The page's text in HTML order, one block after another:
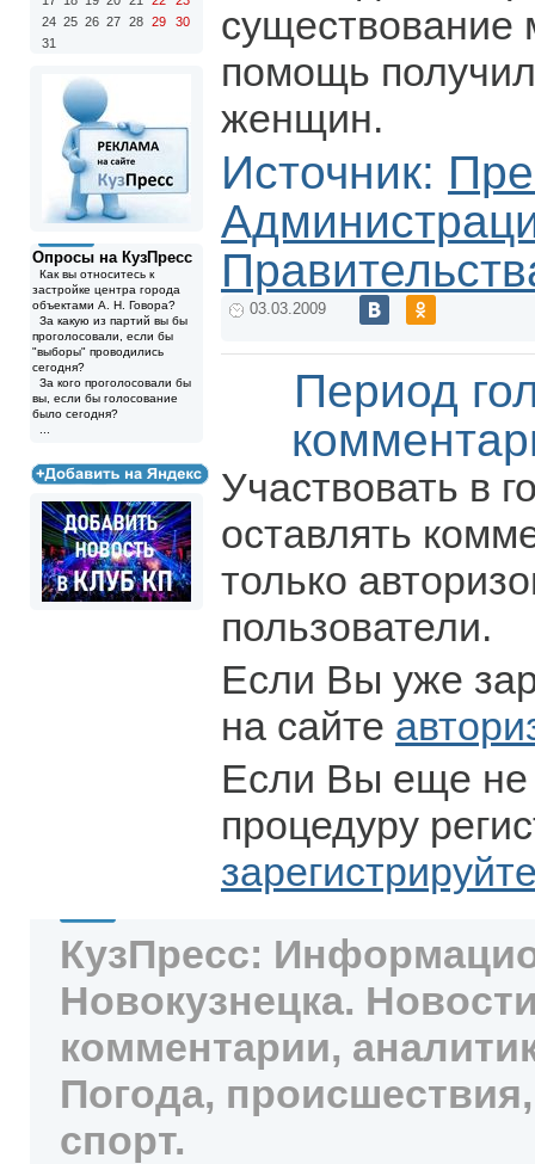
24 25 26 27 28 29
30
31
Опросы на КузПресс
Как вы относитесь к
застройке центра города
объектами А. Н. Говора?
За какую из партий вы бы
проголосовали, если бы
"выборы" проводились
сегодня?
За кого проголосовали бы
вы, если бы голосование
было сегодня?
существование
помощь
женщин.
Источник:
03.03.2009
Период
Участвовать в
оставлять
только
пользователи.
Если Вы уже
на сайте
Если Вы еще не
процедуру
КузПресс:
Новокузнецка.
комментарии,
Погода,
спорт.